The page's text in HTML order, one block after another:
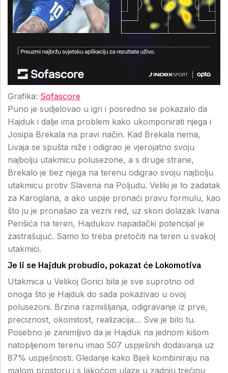
Grafika: Sofascore
Puno je sudjelovao u igri i posredno se pokazalo da
Hajduk i dalje ima problem kako ukomponirati njega i
Josipa Brekala na pravi način. Kad Brekala nema,
Livaja se spušta niže i odigrao je vjerojatno svoju
najbolju utakmicu polusezone, a s druge strane,
Brekalo je bez njega na terenu odigrao svoju najbolju
utakmicu protiv Slavena na Poljudu. Veliki je to zadatak
za Karoglana, a ako uspije pronaći pravu formulu, kao
što ju je pronašao za vezni red, uz skori dolazak Ivana
Perišića na teren, Hajdukov napadački potencijal je
zastrašujuć. Samo to treba pretočiti na teren u svakoj
utakmici.
Je li se Hajduk probudio, pokazat će Lokomotiva
Utakmica u Velikoj Gorici bila je sve suprotno od
onoga što je Hajduk do sada pokazivao u ovoj
polusezoni. Brzina razmišljanja, odigravanje iz prve,
preciznost, okomitost, realizacija… Sve je bilo tu.
Posebno je zanimljivo da je Hajduk na jednom kišom
natopljenom terenu imao 507 uspješnih dodavanja uz
87% uspješnosti. Gledanje kako Bijeli kombiniraju na
malom prostoru i s lakoćom ulaze u zadnju trećinu